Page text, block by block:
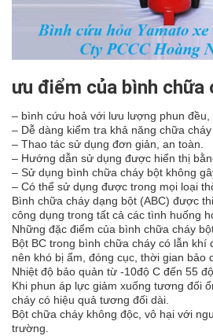
ưu điểm của bình chữa
– bình cứu hoả với lưu lượng phun đều,
– Dễ dàng kiểm tra khả năng chữa
– Thao tác sử dụng đơn giản, an toàn.
– Hướng dẫn sử dụng được hiển thị
– Sử dụng bình chữa cháy bột không
– Có thể sử dụng được trong mọi loại
Bình chữa cháy dạng bột (ABC) được
công dụng trong tất cả các tình huống
Những đặc điểm của bình chữa cháy
Bột BC trong bình chữa cháy có lẫn
nên khó bị ẩm, đóng cục, thời gian bảo
Nhiệt độ bảo quản từ -10độ C đến 55
Khi phun áp lực giảm xuống tương đối
cháy có hiệu quả tương đối dài.
Bột chữa cháy không độc, vô hại với
trường.